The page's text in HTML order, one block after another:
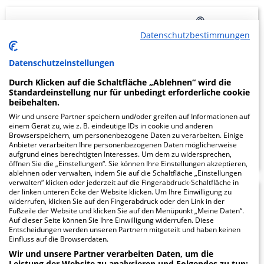
Helios Klinik Wittingen
29378 Wittingen
ZUM PROFIL
Waldklinik Jesteburg
Datenschutzbestimmungen
Datenschutzeinstellungen
Durch Klicken auf die Schaltfläche „Ablehnen“ wird die
Standardeinstellung nur für unbedingt erforderliche cookie
beibehalten.
Wir und unsere Partner speichern und/oder greifen auf Informationen auf
einem Gerät zu, wie z. B. eindeutige IDs in cookie und anderen
Browserspeichern, um personenbezogene Daten zu verarbeiten. Einige
Anbieter verarbeiten Ihre personenbezogenen Daten möglicherweise
aufgrund eines berechtigten Interesses. Um dem zu widersprechen,
öffnen Sie die „Einstellungen“. Sie können Ihre Einstellungen akzeptieren,
ablehnen oder verwalten, indem Sie auf die Schaltfläche „Einstellungen
verwalten“ klicken oder jederzeit auf die Fingerabdruck-Schaltfläche in
der linken unteren Ecke der Website klicken. Um Ihre Einwilligung zu
widerrufen, klicken Sie auf den Fingerabdruck oder den Link in der
Fußzeile der Website und klicken Sie auf den Menüpunkt „Meine Daten“.
Auf dieser Seite können Sie Ihre Einwilligung widerrufen. Diese
Entscheidungen werden unseren Partnern mitgeteilt und haben keinen
Einfluss auf die Browserdaten.
Wir und unsere Partner verarbeiten Daten, um die